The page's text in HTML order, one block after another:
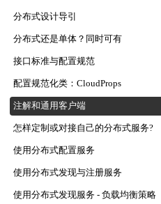
分布式设计导引
分布式还是单体？同时可有
接口标准与配置规范
配置规范化类：CloudProps
注解和通用客户端
怎样定制或对接自己的分布式服务?
使用分布式配置服务
使用分布式发现与注册服务
使用分布式发现服务 - 负载均衡策略